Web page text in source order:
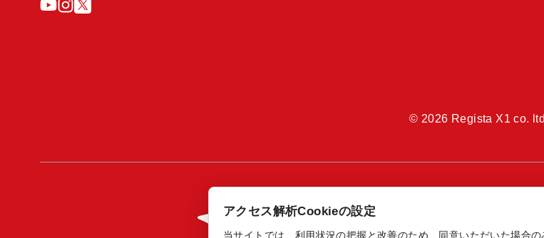
© 2026 Regista X1 co.
アクセス解析Cookieの設定
当サイトでは、利用状況の把握と改善のため、同意いただいた場合